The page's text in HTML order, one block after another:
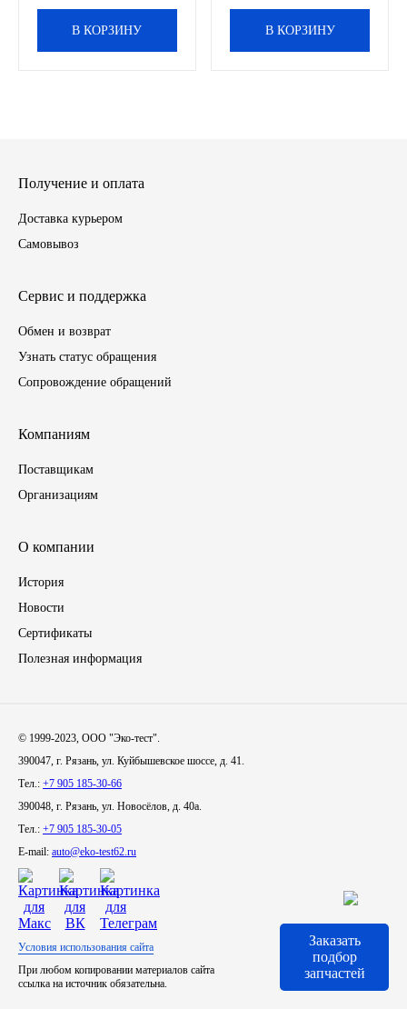
АГРИНОЛ
ГАЗПРОМ
ЗИЛ
КАМАЗ
ГАЗ
ПАЗ, КАВЗ
Иномарки
УАЗ
УРАЛ
В КОРЗИНУ В КОРЗИНУ
Получение и оплата
Доставка курьером
Самовывоз
Сервис и поддержка
Обмен и возврат
Узнать статус обращения
Сопровождение обращений
Компаниям
Поставщикам
Организациям
О компании
История
Новости
Сертификаты
Полезная информация
© 1999-2023, ООО "Эко-тест".
390047, г. Рязань, ул. Куйбышевское шоссе, д. 41.
Тел.: +7 905 185-30-66
390048, г. Рязань, ул. Новосёлов, д. 40а.
Тел.: +7 905 185-30-05
E-mail: auto@eko-test62.ru
Условия использования сайта
При любом копировании материалов сайта
ссылка на источник обязательна.
Заказать
подбор
запчастей